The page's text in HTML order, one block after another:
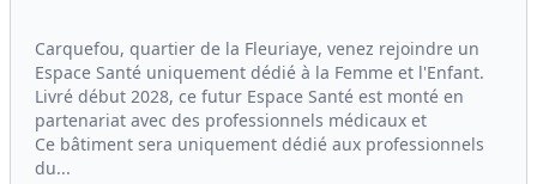
Carquefou, quartier de la Fleuriaye, venez rejoindre un
Espace Santé uniquement dédié à la Femme et l'Enfant.
Livré début 2028, ce futur Espace Santé est monté en
partenariat avec des professionnels médicaux et
Ce bâtiment sera uniquement dédié aux professionnels
du...